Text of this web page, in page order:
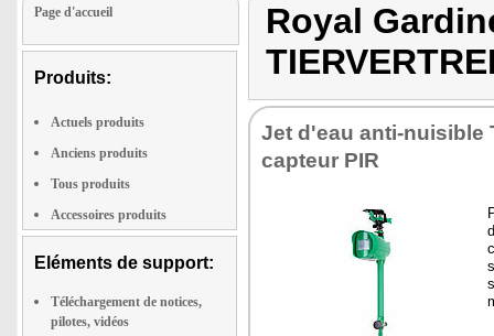
Page d'accueil
Produits:
Actuels produits
Anciens produits
Tous produits
Accessoires produits
Eléments de support:
Téléchargement de notices,
pilotes, vidéos
Royal
Jet d'eau anti-nuisible
capteur PIR